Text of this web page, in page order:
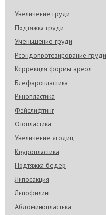
Увеличение груди
Подтяжка груди
Уменьшение груди
Реэндопротезирование груди
Коррекция формы ареол
Блефаропластика
Ринопластика
Фейслифтинг
Отопластика
Увеличение ягодиц
Круропластика
Подтяжка бедер
Липосакция
Липофилинг
Абдоминопластика